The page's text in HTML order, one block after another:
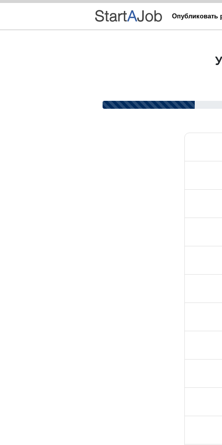
Опубликовать